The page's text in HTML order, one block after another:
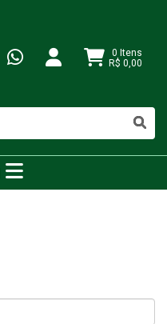
0 Itens
R$ 0,00